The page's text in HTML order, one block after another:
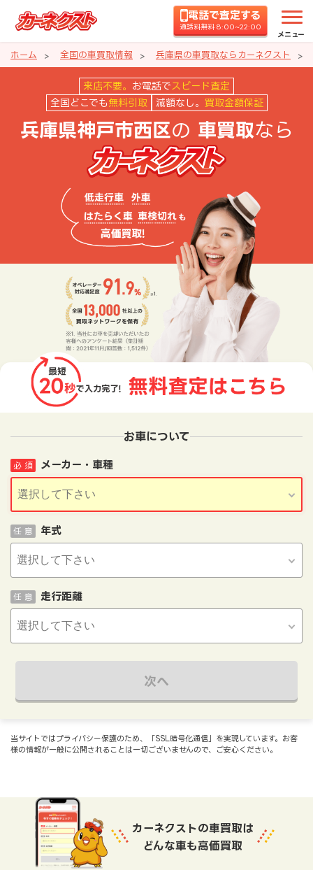
電話で査定する
通話料無料 8:00~22:00
メニュー
ホーム 全国の車買取情報 兵庫県の車買取ならカーネクスト
兵庫県神戸市西区の車買取なら
来店不要。 お電話で スピード査定
全国どこでも 無料引取 減額なし。 買取金額保証
兵庫県神戸市西区の 車買取なら
お車について
メーカー・車種
必 須
年式
任 意
走行距離
任 意
次へ
当サイトではプライバシー保護のため、「SSL暗号化通信」を実現しています。お客
様の情報が一般に公開されることは一切ございませんので、ご安心ください。
カーネクストの車買取は
どんな車も高価買取